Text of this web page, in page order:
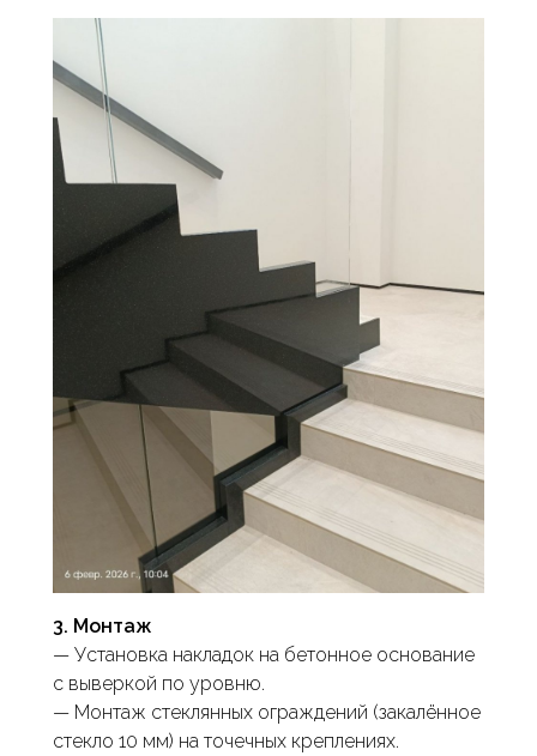
3. Монтаж
— Установка накладок на бетонное основание
с выверкой по уровню.
— Монтаж стеклянных ограждений (закалённое
стекло 10 мм) на точечных креплениях.